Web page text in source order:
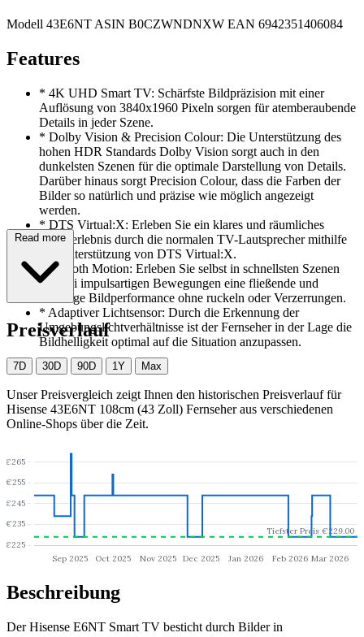
Modell 43E6NT ASIN B0CZWNDNXW EAN 6942351406084
Features
* 4K UHD Smart TV: Schärfste Bildpräzision mit einer
Auflösung von 3840x1960 Pixeln sorgen für atemberaubende
Details in jeder Szene.
* Dolby Vision & Precision Colour: Die Unterstützung des
hohen HDR Standards Dolby Vision sorgt auch in den
dunkelsten Szenen für die optimale Darstellung von Details.
Darüber hinaus sorgt Precision Colour, dass die Farben der
Bilder so natürlich und präzise wie möglich angezeigt
werden.
* DTS Virtual:X: Erleben Sie ein klares und räumliches
Audioerlebnis durch die normalen TV-Lautsprecher mithilfe
der Unterstützung von DTS Virtual:X.
* Smooth Motion: Erleben Sie selbst in schnellsten Szenen
und bei impulsartigen Bewegungen eine fließende und
stimmige Bildperformance ohne ruckeln oder Verzerrungen.
* Adaptiver Lichtsensor: Durch die Erkennung der
Umgebungslichtverhältnisse ist der Fernseher in der Lage die
Bildhelligkeit optimal auf die Situation anzupassen.
Read more
Preisverlauf
7D 30D 90D 1Y Max
Unser Preisvergleich zeigt Ihnen den historischen Preisverlauf für
Hisense 43E6NT 108cm (43 Zoll) Fernseheraus verschiedenen
Online-Shops über die Zeit.
Beschreibung
Der Hisense E6NT Smart TV besticht durch Bilder in